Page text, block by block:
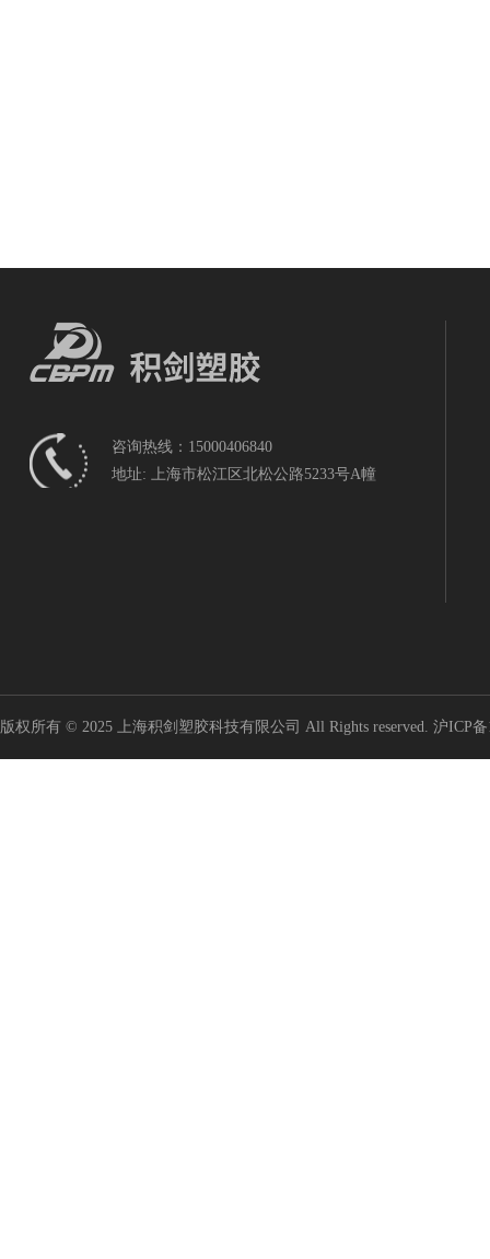
咨询热线：15000406840
地址: 上海市松江区北松公路5233号A幢
版权所有 © 2025 上海积剑塑胶科技有限公司 All Rights reserved. 沪ICP备